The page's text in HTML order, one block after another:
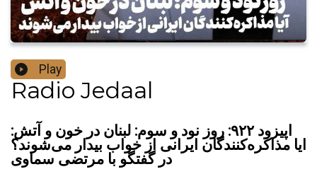
Play
Radio Jedaal
اپیزود ۹۲۲: روز نود و سوم: لبنان در خون و آتش:‌
ایا مذاکره‌کنندگان ایرانی از خواب بیدار می‌شوند؟
در گفتگو با مرتضی سماوی